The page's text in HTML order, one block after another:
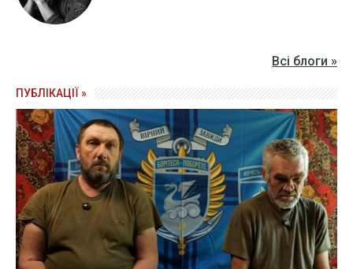
Всі блоги »
ПУБЛІКАЦІЇ »